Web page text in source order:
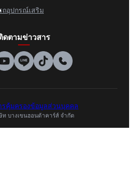
ถอุปกรณ์เสริม
ดตามข่าวสาร
รคุ้มครองข้อมูลส่วนบุคคล
ท บางเขนฮอนด้าคาร์ส์ จำกัด